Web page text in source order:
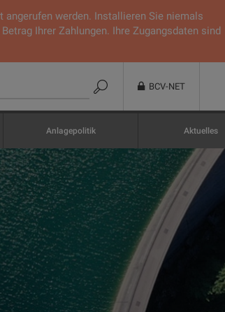
werden. Installieren Sie niemals
Ihrer Zahlungen. Ihre Zugangsdaten sind
BCV-NET
Anlagepolitik Aktuelles